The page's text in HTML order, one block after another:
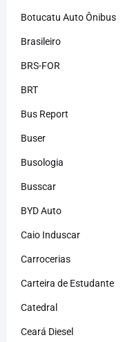
Botucatu Auto Ônibus
Brasileiro
BRS-FOR
BRT
Bus Report
Buser
Busologia
Busscar
BYD Auto
Caio Induscar
Carrocerias
Carteira de Estudante
Catedral
Ceará Diesel